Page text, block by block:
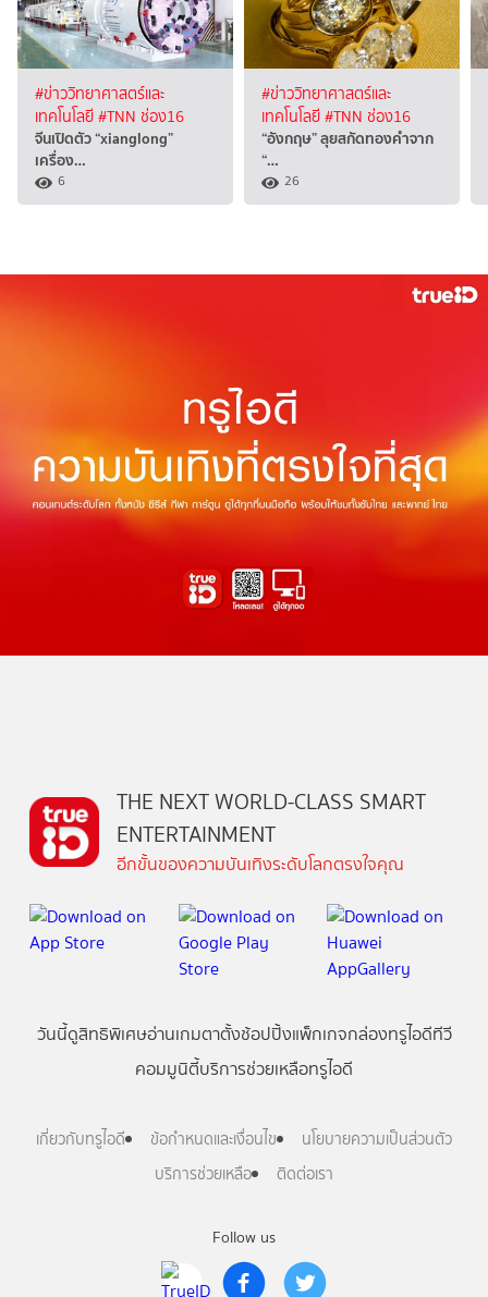
#ข่าววิทยาศาสตร์และ
เทคโนโลยี#TNN ช่อง16
จีนเปิดตัว “xianglong”
เครื่อง…
6
#ข่าววิทยาศาสตร์และ
เทคโนโลยี#TNN ช่อง16
“อังกฤษ” ลุยสกัดทองคำจาก
“…
26
Follow us
THE NEXT WORLD-CLASS SMART
ENTERTAINMENT
อีกขั้นของความบันเทิงระดับโลกตรงใจคุณ
วันนี้ดูสิทธิพิเศษอ่านเกมตาตั้งช้อปปิ้งแพ็กเกจกล่องทรูไอดีทีวี
คอมมูนิตี้บริการช่วยเหลือทรูไอดี
เกี่ยวกับทรูไอดี ข้อกำหนดและเงื่อนไข
นโยบายความเป็นส่วนตัว
บริการช่วยเหลือ
ติดต่อเรา